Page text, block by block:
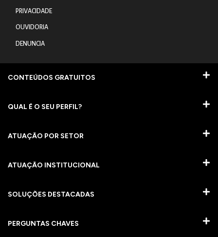
PRIVACIDADE
OUVIDORIA
DENUNCIA
CONTEÚDOS GRATUITOS
QUAL É O SEU PERFIL?
ATUAÇÃO POR SETOR
ATUAÇÃO INSTITUCIONAL
SOLUÇÕES DESTACADAS
PERGUNTAS CHAVES​